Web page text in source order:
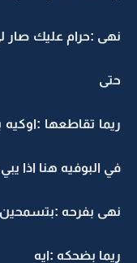
نهى :حرام عليك صار
حتى
ريما تقاطعها
في البوفيه هنا اذا
نهى بفرحه :بتسمحين
ريما بضحكه :ايه